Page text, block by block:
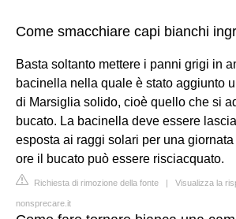
Come smacchiare capi bianchi
Basta soltanto mettere i panni grigi in
bacinella nella quale è stato aggiunto
di Marsiglia solido, cioè quello che si
bucato. La bacinella deve essere
esposta ai raggi solari per una
ore il bucato può essere risciacquato.
Richiesta di rimozione della fonte | Visualizza la
nonsprecare.it